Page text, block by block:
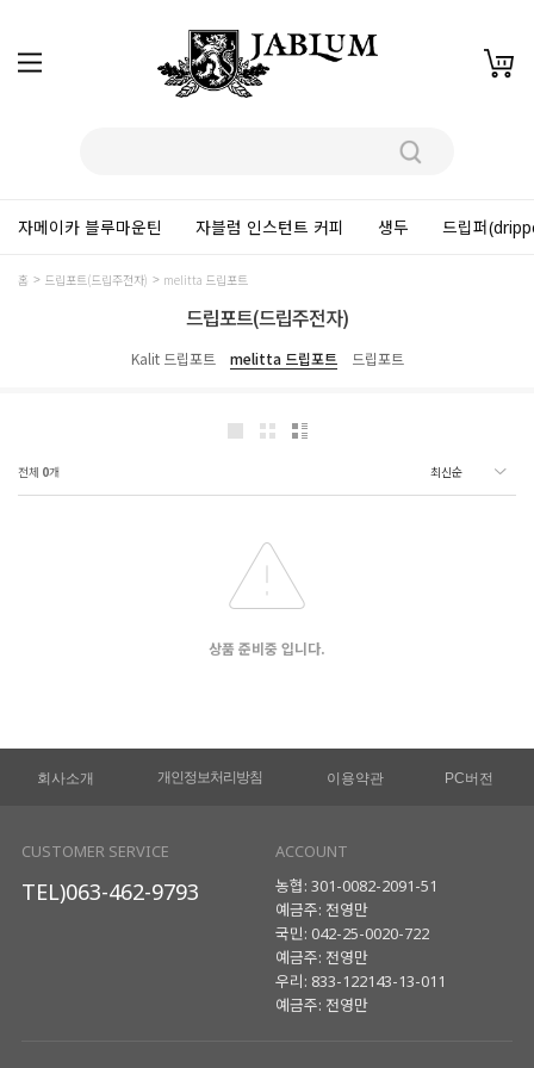
자메이카 블루마운틴 자블럼 인스턴트 커피 생두 드립퍼
홈 드립포트(드립주전자) melitta 드립포트
드립포트(드립주전자)
Kalit 드립포트 melitta 드립포트 드립포트
전체 0개
상품 준비중 입니다.
회사소개 개인정보처리방침 이용약관 PC버전
CUSTOMER SERVICE
TEL)063-462-9793
ACCOUNT
농협: 301-0082-2091-51
예금주: 전영만
국민: 042-25-0020-722
예금주: 전영만
우리: 833-122143-13-011
예금주: 전영만